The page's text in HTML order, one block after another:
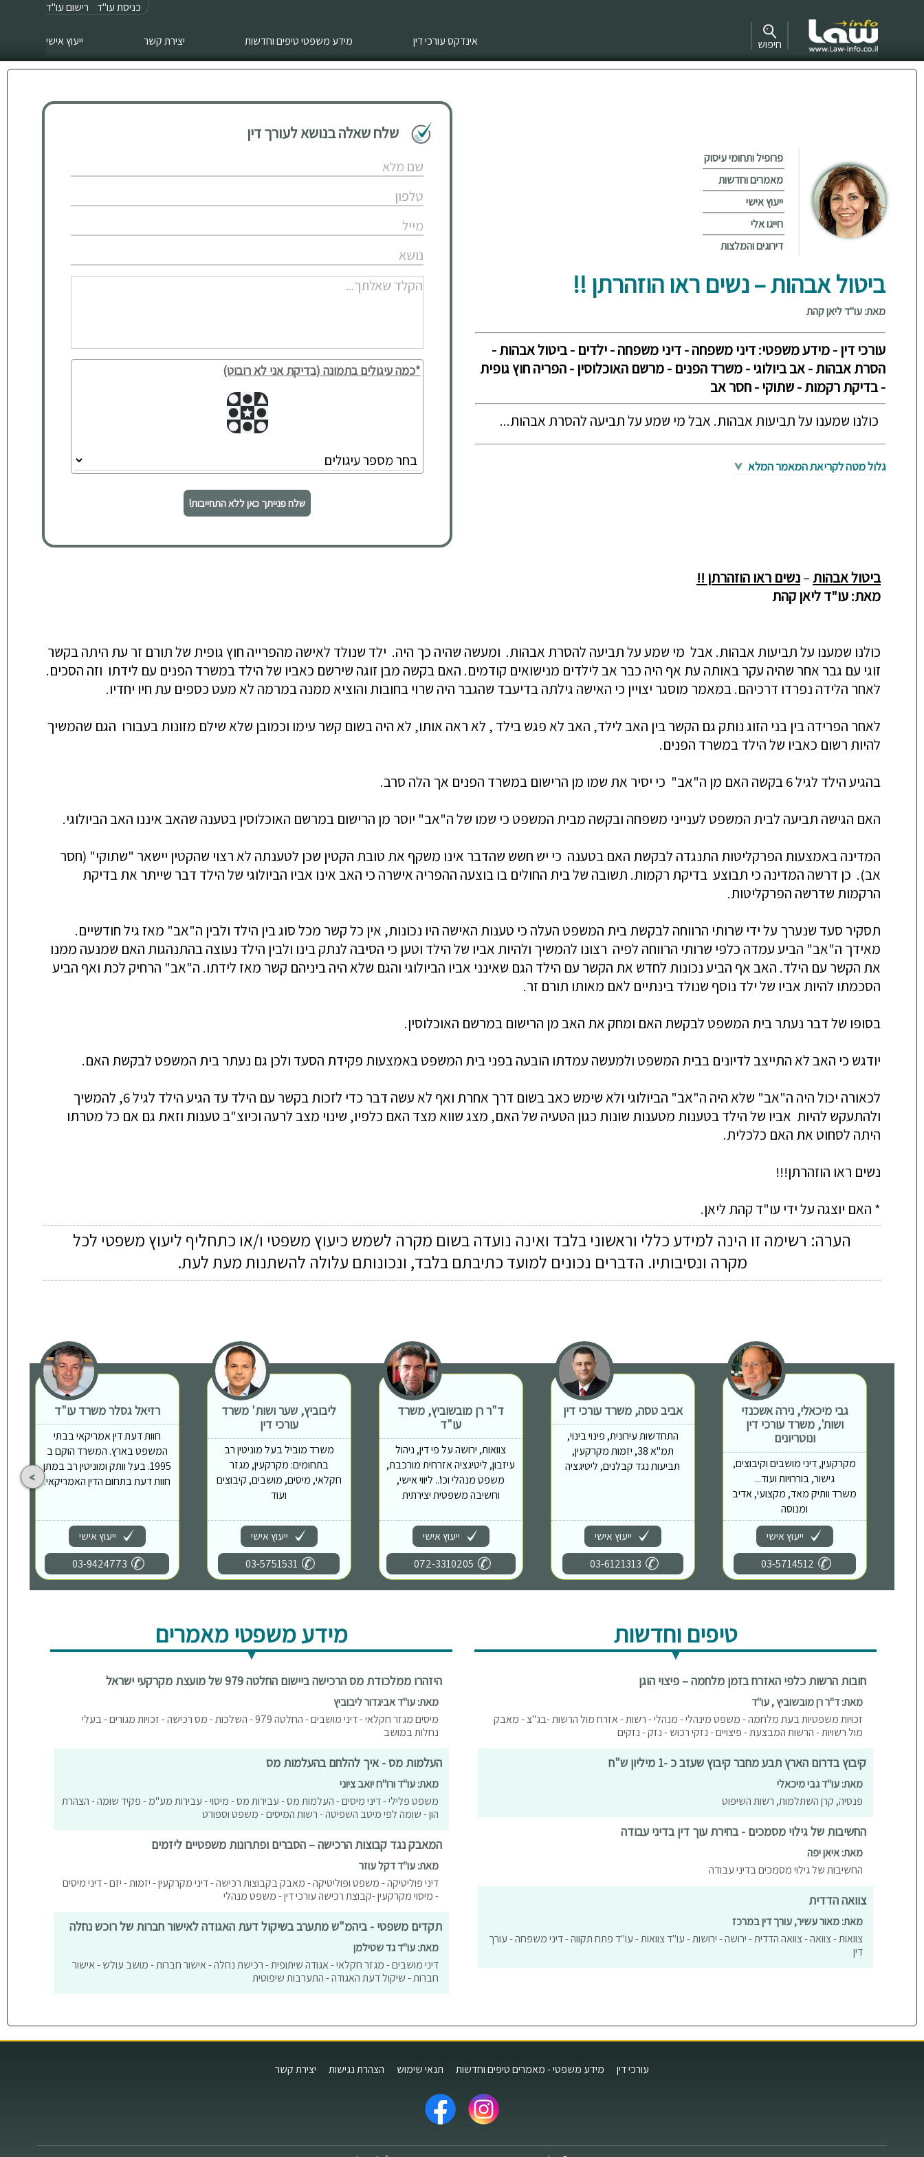
כניסת עו"ד רישום עו"ד
אינדקס עורכי דין מידע משפטי טיפים וחדשות יצירת קשר ייעוץ אישי חיפוש
פרופיל ותחומי עיסוק
מאמרים וחדשות
ייעוץ אישי
חייגו אלי
דירוגים והמלצות
ביטול אבהות – נשים ראו הוזהרתן !!
מאת: עו"ד ליאן קהת
עורכי דין - מידע משפטי: דיני משפחה - דיני משפחה - ילדים - ביטול אבהות -
הסרת אבהות - אב ביולוגי - משרד הפנים - מרשם האוכלוסין - הפריה חוץ גופית
- בדיקת רקמות - שתוקי - חסר אב
כולנו שמענו על תביעות אבהות. אבל מי שמע על תביעה להסרת אבהות...
גלול מטה לקריאת המאמר המלא
שלח שאלה בנושא לעורך דין
*כמה עיגולים בתמונה (בדיקת אני לא רובוט)
שלח פנייתך כאן ללא התחייבות!
ביטול אבהות–נשים ראו הוזהרתן !!
מאת:עו"ד ליאן קהת
כולנו שמענו על תביעות אבהות. אבל מי שמע על תביעה להסרת אבהות. ומעשה שהיה כך היה. ילד שנולד לאישה מהפרייה חוץ גופית של תורם זר עת היתה בקשר
זוגי עם גבר אחר שהיה עקר באותה עת אף היה כבר אב לילדים מנישואים קודמים. האם בקשה מבן זוגה שירשם כאביו של הילד במשרד הפנים עם לידתו וזה הסכים.
לאחר הלידה נפרדו דרכיהם. במאמר מוסגר יצויין כי האישה גילתה בדיעבד שהגבר היה שרוי בחובות והוציא ממנה במרמה לא מעט כספים עת חיו יחדיו.
לאחר הפרידה בין בני הזוג נותק גם הקשר בין האב לילד, האב לא פגש בילד , לא ראה אותו, לא היה בשום קשר עימו וכמובן שלא שילם מזונות בעבורו הגם שהמשיך
להיות רשום כאביו של הילד במשרד הפנים.
בהגיע הילד לגיל 6 בקשה האם מן ה"אב" כי יסיר את שמו מן הרישום במשרד הפנים אך הלה סרב.
האם הגישה תביעה לבית המשפט לענייני משפחה ובקשה מבית המשפט כי שמו של ה"אב" יוסר מן הרישום במרשם האוכלוסין בטענה שהאב איננו האב הביולוגי.
המדינה באמצעות הפרקליטות התנגדה לבקשת האם בטענה כי יש חשש שהדבר אינו משקף את טובת הקטין שכן לטענתה לא רצוי שהקטין יישאר "שתוקי" (חסר
אב). כן דרשה המדינה כי תבוצע בדיקת רקמות. תשובה של בית החולים בו בוצעה ההפריה אישרה כי האב אינו אביו הביולוגי של הילד דבר שייתר את בדיקת
הרקמות שדרשה הפרקליטות.
תסקיר סעד שנערך על ידי שרותי הרווחה לבקשת בית המשפט העלה כי טענות האישה היו נכונות, אין כל קשר מכל סוג בין הילד ולבין ה"אב" מאז גיל חודשיים.
מאידך ה"אב" הביע עמדה כלפי שרותי הרווחה לפיה רצונו להמשיך ולהיות אביו של הילד וטען כי הסיבה לנתק בינו ולבין הילד נעוצה בהתנהגות האם שמנעה ממנו
את הקשר עם הילד. האב אף הביע נכונות לחדש את הקשר עם הילד הגם שאינני אביו הביולוגי והגם שלא היה ביניהם קשר מאז לידתו. ה"אב" הרחיק לכת ואף הביע
הסכמתו להיות אביו של ילד נוסף שנולד בינתיים לאם מאותו תורם זר.
בסופו של דבר נעתר בית המשפט לבקשת האם ומחק את האב מן הרישום במרשם האוכלוסין.
יודגש כי האב לא התייצב לדיונים בבית המשפט ולמעשה עמדתו הובעה בפני בית המשפט באמצעות פקידת הסעד ולכן גם נעתר בית המשפט לבקשת האם.
לכאורה יכול היה ה"אב" שלא היה ה"אב" הביולוגי ולא שימש כאב בשום דרך אחרת ואף לא עשה דבר כדי לזכות בקשר עם הילד עד הגיע הילד לגיל 6, להמשיך
ולהתעקש להיות אביו של הילד בטענות מטענות שונות כגון הטעיה של האם, מצג שווא מצד האם כלפיו, שינוי מצב לרעה וכיוצ"ב טענות וזאת גם אם כל מטרתו
היתה לסחוט את האם כלכלית.
נשים ראו הוזהרתן!!!
* האם יוצגה על ידי עו"ד קהת ליאן.
הערה: רשימה זו הינה למידע כללי וראשוני בלבד ואינה נועדה בשום מקרה לשמש כיעוץ משפטי ו/או כתחליף ליעוץ משפטי לכל
מקרה ונסיבותיו. הדברים נכונים למועד כתיבתם בלבד, ונכונותם עלולה להשתנות מעת לעת.
גבי מיכאלי, נירה אשכנזי
ושות', משרד עורכי דין
ונוטריונים
מקרקעין, דיני מושבים וקיבוצים,
גישור, בוררויות ועוד...
משרד וותיק מאד, מקצועי, אדיב
ומנוסה
ייעוץ אישי
03-5714512
אביב טסה, משרד עורכי דין
התחדשות עירונית, פינוי בינוי,
תמ"א 38, יזמות מקרקעין,
תביעות נגד קבלנים, ליטיגציה
ייעוץ אישי
03-6121313
ד"ר רן מובשוביץ, משרד
עו"ד
צוואות, ירושה על פי דין, ניהול
עיזבון, ליטיגציה אזרחית מורכבת,
משפט מנהלי וכו'.. ליווי אישי,
וחשיבה משפטית יצירתית
ייעוץ אישי
072-3310205
ליבוביץ, שער ושות' משרד
עורכי דין
משרד מוביל בעל מוניטין רב
בתחומים: מקרקעין, מגזר
חקלאי, מיסים, מושבים, קיבוצים
ועוד
ייעוץ אישי
03-5751531
רזיאל גסלר משרד עו"ד
חוות דעת דין אמריקאי בבתי
המשפט בארץ. המשרד הוקם ב
1995. בעל וותק ומוניטין רב במתן
חוות דעת בתחום הדין האמריקאי.
ייעוץ אישי
03-9424773
טיפים וחדשות
חובות הרשות כלפי האזרח בזמן מלחמה – פיצוי הוגן
מאת: ד"ר רן מובשוביץ , עו"ד
זכויות משפטיות בעת מלחמה - משפט מינהלי - מנהלי - רשות - אזרח מול הרשות -בג"צ - מאבק
מול רשויות - הרשות המבצעת - פיצויים - נזקי רכוש - נזק - נזקים
קיבוץ בדרום הארץ תבע מחבר קיבוץ שעזב כ -1 מיליון ש"ח
מאת: עו"ד גבי מיכאלי
פנסיה, קרן השתלמות, רשות השיפוט
החשיבות של גילוי מסמכים - בחירת עוך דין בדיני עבודה
מאת: איאן יפה
החשיבות של גילוי מסמכים בדיני עבודה
צוואה הדדית
מאת: מאור עשיר, עורך דין במרכז
צוואות - צוואה - צוואה הדדית - ירושה - ירושות - עו"ד צוואות - עו"ד פתח תקווה - דיני משפחה - עורך
דין
מידע משפטי מאמרים
היזהרו ממלכודת מס הרכישה ביישום החלטה 979 של מועצת מקרקעי ישראל
מאת: עו"ד אביגדור ליבוביץ
מיסים מגזר חקלאי - דיני מושבים - החלטה 979 - השלכות - מס רכישה - זכויות מגורים - בעלי
נחלות במושב
העלמות מס - איך להלחם בהעלמות מס
מאת: עו"ד ורו"ח יואב ציוני
משפט פלילי - דיני מיסים - העלמות מס - עבירות מס - מיסוי - עבירות מע"מ - פקיד שומה - הצהרת
הון - שומה לפי מיטב השפיטה - רשות המיסים - משפט וספורט
המאבק נגד קבוצות הרכישה – הסברים ופתרונות משפטיים ליזמים
מאת: עו"ד דקל עוזר
דיני פוליטיקה - משפט ופוליטיקה - מאבק בקבוצות רכישה - דיני מקרקעין - יזמות - יזם - דיני מיסים
- מיסוי מקרקעין -קבוצת רכישה עורכי דין - משפט מנהלי
תקדים משפטי - ביהמ"ש מתערב בשיקול דעת האגודה לאישור חברות של רוכש נחלה
מאת: עו"ד גד שטילמן
דיני מושבים - מגזר חקלאי - אגודה שיתופית - רכישת נחלה - אישור חברות - מושב עולש - אישור
חברות - שיקול דעת האגודה - התערבות שיפוטית
עורכי דין מידע משפטי - מאמרים טיפים וחדשות תנאי שימוש הצהרת נגישות יצירת קשר